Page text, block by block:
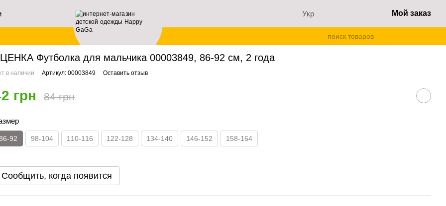
Укр Мой заказ
Футболки УЦЕНКА Футболка для мальчика 00003849, 86-92 см, 2 года
Футболка для мальчика 00003849, 86-92 см, 2 года
в наличии Артикул: 00003849 Оставить отзыв
грн 84 грн
92 98-104 110-116 122-128 134-140 146-152 158-164
Сообщить, когда появится